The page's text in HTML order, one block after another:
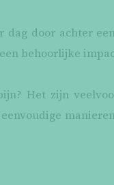
dag door achter
behoorlijke
Het zijn